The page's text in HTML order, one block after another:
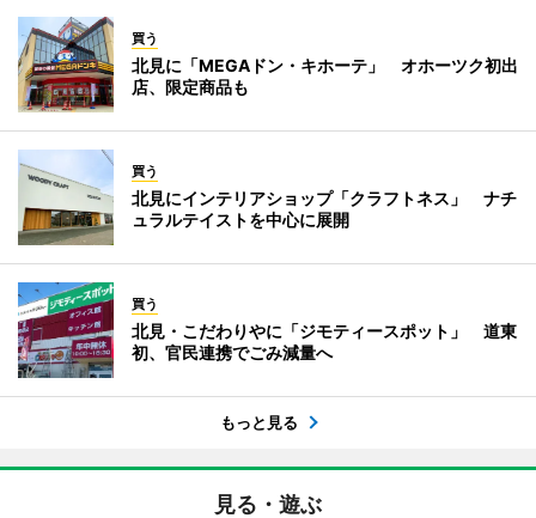
買う
北見に「MEGAドン・キホーテ」 オホーツク初出
店、限定商品も
買う
北見にインテリアショップ「クラフトネス」 ナチ
ュラルテイストを中心に展開
買う
北見・こだわりやに「ジモティースポット」 道東
初、官民連携でごみ減量へ
もっと見る
見る・遊ぶ